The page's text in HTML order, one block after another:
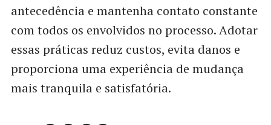
antecedência e mantenha contato constante
com todos os envolvidos no processo. Adotar
essas práticas reduz custos, evita danos e
proporciona uma experiência de mudança
mais tranquila e satisfatória.